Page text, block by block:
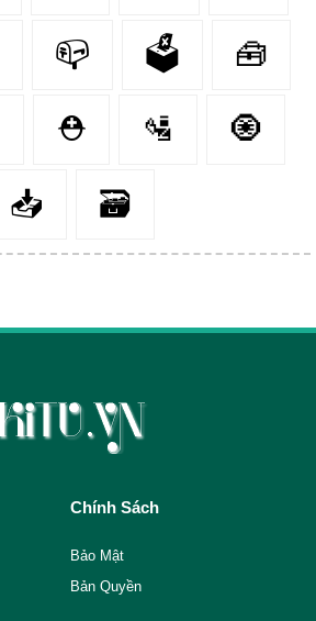
📪 🗳 🧰
⛑ 🛂 🧿
📥 🗃
Chính Sách
Bảo Mật
Bản Quyền